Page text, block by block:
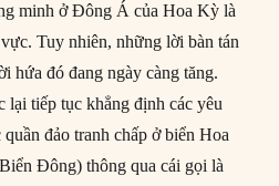
minh ở Đông Á của Hoa Kỳ là
Tuy nhiên, những lời bàn tán
hứa đó đang ngày càng tăng.
lại tiếp tục khẳng định các yêu
đảo tranh chấp ở biển Hoa
Đông) thông qua cái gọi là